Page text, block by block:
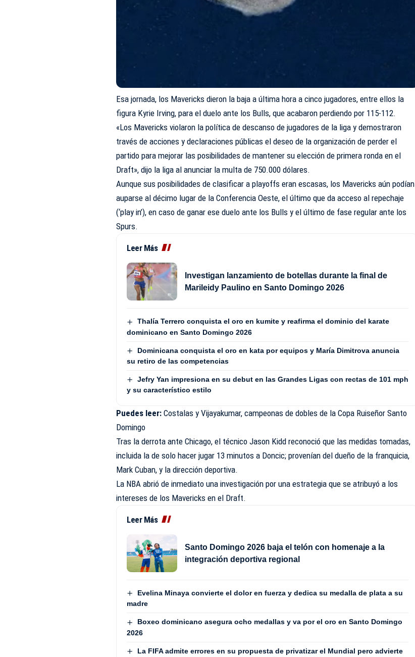
Esa jornada, los Mavericks dieron la baja a última hora a cinco jugadores, entre ellos la
figura Kyrie Irving, para el duelo ante los Bulls, que acabaron perdiendo por 115-112.
«Los Mavericks violaron la política de descanso de jugadores de la liga y demostraron
través de acciones y declaraciones públicas el deseo de la organización deperder el
partido para mejorar las posibilidades de mantener su elección de primera ronda en el
Draft», dijo la liga al anunciar la multa de 750.000 dólares.
Aunque sus posibilidades de clasificar a playoffs eran escasas, los Mavericks aún podían
auparse al décimo lugar de la Conferencia Oeste, el último que da acceso al repechaje
(‘play in’), en caso de ganar ese duelo ante los Bulls y el último de fase regular ante los
Spurs.
Leer Más
Investigan lanzamiento de botellas durante la final de
Marileidy Paulino en Santo Domingo 2026
Thalía Terrero conquista el oro en kumite y reafirma el dominio del karate
dominicano en Santo Domingo 2026
Dominicana conquista el oro en kata por equipos y María Dimitrova anuncia
su retiro de las competencias
Jefry Yan impresiona en su debut en las Grandes Ligas con rectas de 101 mph
y su característico estilo
Puedes leer: Costalas y Vijayakumar, campeonas de dobles de la Copa Ruiseñor Santo
Domingo
Tras la derrota ante Chicago, el técnico Jason Kidd reconoció que las medidas tomadas,
incluida la de solo hacer jugar 13 minutos a Doncic; provenían del dueño de la franquicia,
Mark Cuban, y la dirección deportiva.
La NBA abrió de inmediato una investigación por una estrategia que se atribuyó a los
intereses de los Mavericks en el Draft.
Leer Más
Santo Domingo 2026 baja el telón con homenaje a la
integración deportiva regional
Evelina Minaya convierte el dolor en fuerza y dedica su medalla de plata a su
madre
Boxeo dominicano asegura ocho medallas y va por el oro en Santo Domingo
2026
La FIFA admite errores en su propuesta de privatizar el Mundial pero advierte